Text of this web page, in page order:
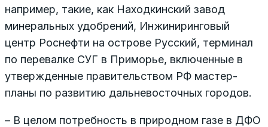
например, такие, как Находкинский завод
минеральных удобрений, Инжиниринговый
центр Роснефти на острове Русский, терминал
по перевалке СУГ в Приморье, включенные в
утвержденные правительством РФ мастер-
планы по развитию дальневосточных городов.
– В целом потребность в природном газе в ДФО